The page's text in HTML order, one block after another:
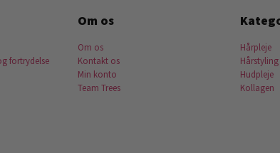
fortrydelse
Om os
Om os
Kontakt os
Min konto
Team Trees
Hårpleje
Hårstyling
Hudpleje
Kollagen